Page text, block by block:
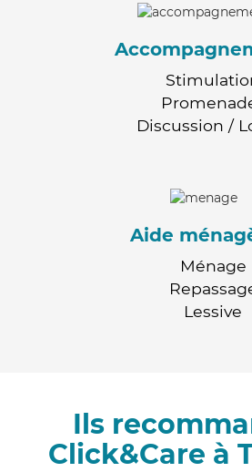
Discussion /
Aide
Ménage
Lessive
Ils
Click&Care à